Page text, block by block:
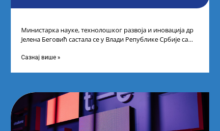
Министарка науке, технолошког развоја и иновација др
Јелена Беговић састала се у Влади Републике Србије са
Сазнај више »